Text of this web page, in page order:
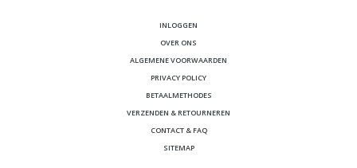
INLOGGEN
OVER ONS
ALGEMENE VOORWAARDEN
PRIVACY POLICY
BETAALMETHODES
VERZENDEN & RETOURNEREN
CONTACT & FAQ
SITEMAP